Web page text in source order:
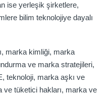
ise yerleşik şirketlere,
bilim teknolojiye dayalı
marka kimliği, marka
ve marka stratejileri,
teknoloji, marka aşkı ve
tüketici hakları, marka ve